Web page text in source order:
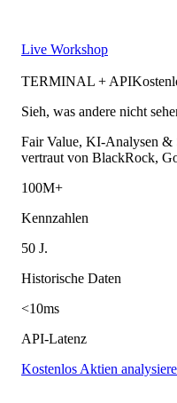
Live Workshop
TERMINAL + API
Sieh, was andere nicht
Fair Value, KI-Analysen
vertraut von BlackRock,
100M+
Kennzahlen
50 J.
Historische Daten
<10ms
API-Latenz
Kostenlos Aktien